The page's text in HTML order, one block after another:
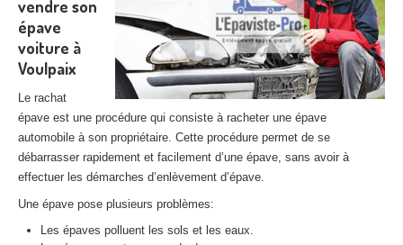
vendre son
épave
voiture à
Voulpaix
Le rachat
épave est une procédure qui consiste à racheter une épave
automobile à son propriétaire. Cette procédure permet de se
débarrasser rapidement et facilement d’une épave, sans avoir à
effectuer les démarches d’enlèvement d’épave.
Une épave pose plusieurs problèmes:
Les épaves polluent les sols et les eaux.